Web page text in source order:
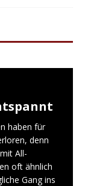
haben für
denn
All-
oft ähnlich
Gang ins